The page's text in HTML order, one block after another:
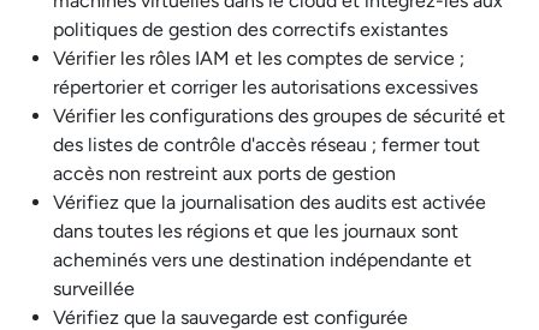
politiques de gestion des correctifs existantes
Vérifier les rôles IAM et les comptes de service ;
répertorier et corriger les autorisations excessives
Vérifier les configurations des groupes de sécurité et
des listes de contrôle d'accès réseau ; fermer tout
accès non restreint aux ports de gestion
Vérifiez que la journalisation des audits est activée
dans toutes les régions et que les journaux sont
acheminés vers une destination indépendante et
surveillée
Vérifiez que la sauvegarde est configurée